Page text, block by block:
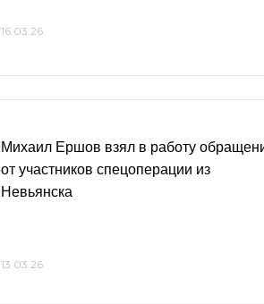
16.03.26
Михаил Ершов взял в работу
от участников спецоперации из
Невьянска
13.03.26